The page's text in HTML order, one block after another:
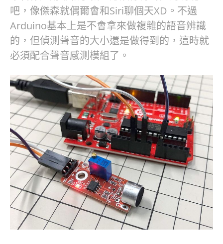
吧，像傑森就偶爾會和Siri聊個天XD。不過
Arduino基本上是不會拿來做複雜的語音辨識
的，但偵測聲音的大小還是做得到的，這時就
必須配合聲音感測模組了。